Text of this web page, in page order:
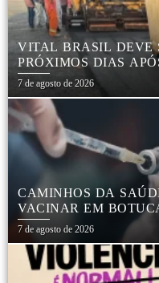
VITAL BRASIL DEVE
PRÓXIMOS DIAS
REGIÃO DA
7 de agosto de 2026
CAMINHOS DA
VACINAR EM
7 de agosto de 2026